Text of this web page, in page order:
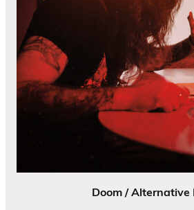
Doom / Alternative